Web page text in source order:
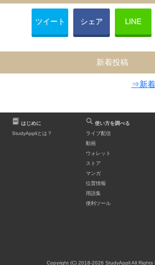
ツイート シェア LINE
新着投稿
⇒新
はじめに
StudyAppliとは？
使い方を調べる
ライブ配信
動画
ウォレット
ストア
マンガ
位置情報
用語集
便利ツール
Copyright (C) 2018-2026 StudyAppli All Rights